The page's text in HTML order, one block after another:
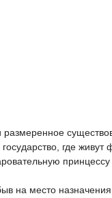
где живут
на место